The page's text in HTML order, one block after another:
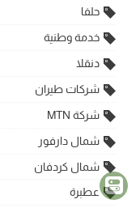
حلفا
خدمة وطنية
دنقلا
شركات طيران
شركة MTN
شمال دارفور
شمال كردفان
عطبرة